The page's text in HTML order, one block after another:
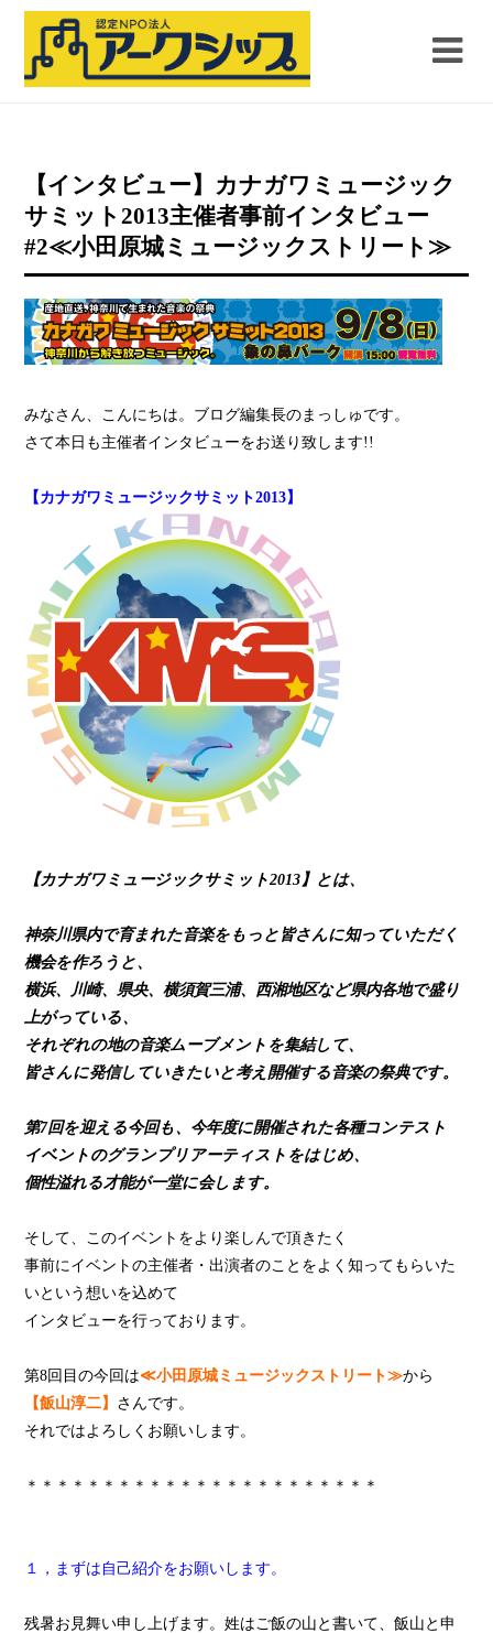
【インタビュー】カナガワミュージック
サミット2013主催者事前インタビュー
#2≪小田原城ミュージックストリート≫
みなさん、こんにちは。ブログ編集長のまっしゅです。
さて本日も主催者インタビューをお送り致します!!
【カナガワミュージックサミット2013】
【カナガワミュージックサミット2013】とは、
神奈川県内で育まれた音楽をもっと皆さんに知っていただく
機会を作ろうと、
横浜、川崎、県央、横須賀三浦、西湘地区など県内各地で盛り
上がっている、
それぞれの地の音楽ムーブメントを集結して、
皆さんに発信していきたいと考え開催する音楽の祭典です。
第7回を迎える今回も、今年度に開催された各種コンテスト
イベントのグランプリアーティストをはじめ、
個性溢れる才能が一堂に会します。
そして、このイベントをより楽しんで頂きたく
事前にイベントの主催者・出演者のことをよく知ってもらいた
いという想いを込めて
インタビューを行っております。
第8回目の今回は≪小田原城ミュージックストリート≫から
【飯山淳二】 さんです。
それではよろしくお願いします。
＊＊＊＊＊＊＊＊＊＊＊＊＊＊＊＊＊＊＊＊＊＊＊
１，まずは自己紹介をお願いします。
残暑お見舞い申し上げます。姓はご飯の山と書いて、飯山と申